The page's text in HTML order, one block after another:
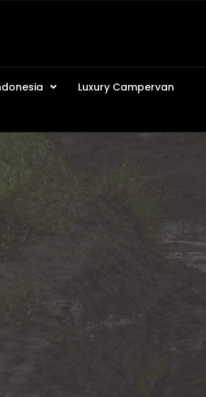
Luxury Campervan